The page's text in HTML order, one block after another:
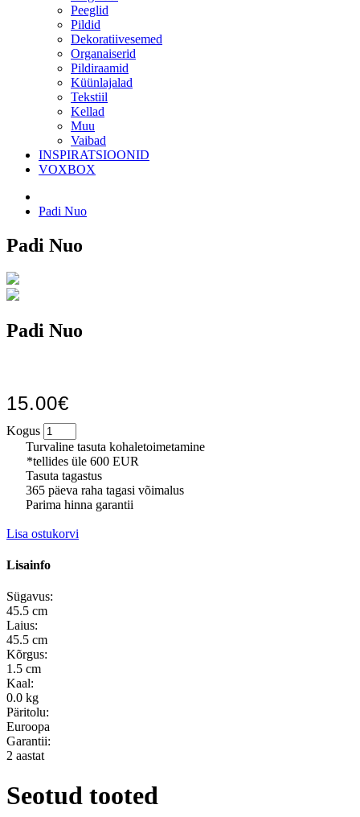
Peeglid
Pildid
Dekoratiivesemed
Organaiserid
Pildiraamid
Küünlajalad
Tekstiil
Kellad
Muu
Vaibad
INSPIRATSIOONID
VOXBOX
Padi Nuo
Padi Nuo
Padi Nuo
15.00€
Kogus
Turvaline tasuta kohaletoimetamine
*tellides üle 600 EUR
Tasuta tagastus
365 päeva raha tagasi võimalus
Parima hinna garantii
Lisa ostukorvi
Lisainfo
Sügavus:
45.5 cm
Laius:
45.5 cm
Kõrgus:
1.5 cm
Kaal:
0.0 kg
Päritolu:
Euroopa
Garantii:
2 aastat
Seotud tooted